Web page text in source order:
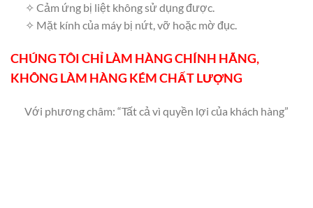
✧ Cảm ứng bị liệt không sử dụng được.
✧ Mặt kính của máy bị nứt, vỡ hoặc mờ đục.
CHÚNG TÔI CHỈ LÀM HÀNG CHÍNH HÃNG,
KHÔNG LÀM HÀNG KÉM CHẤT LƯỢNG
Với phương châm: “Tất cả vì quyền lợi của khách hàng”